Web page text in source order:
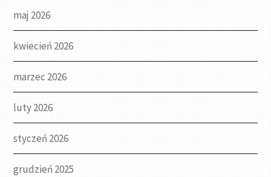
maj 2026
kwiecień 2026
marzec 2026
luty 2026
styczeń 2026
grudzień 2025